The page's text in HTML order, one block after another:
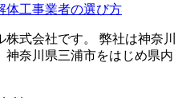
体工事業者の選び方
式会社です。 弊社は神奈川
神奈川県三浦市をはじめ県内